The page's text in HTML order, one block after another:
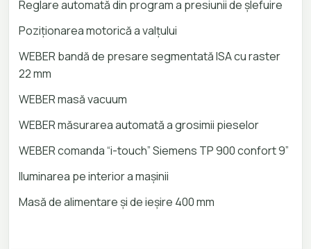
Reglare automată din program a presiunii de șlefuire
Poziționarea motorică a valțului
WEBER bandă de presare segmentată ISA cu raster
22 mm
WEBER masă vacuum
WEBER măsurarea automată a grosimii pieselor
WEBER comanda “i-touch” Siemens TP 900 confort 9”
Iluminarea pe interior a mașinii
Masă de alimentare și de ieșire 400 mm